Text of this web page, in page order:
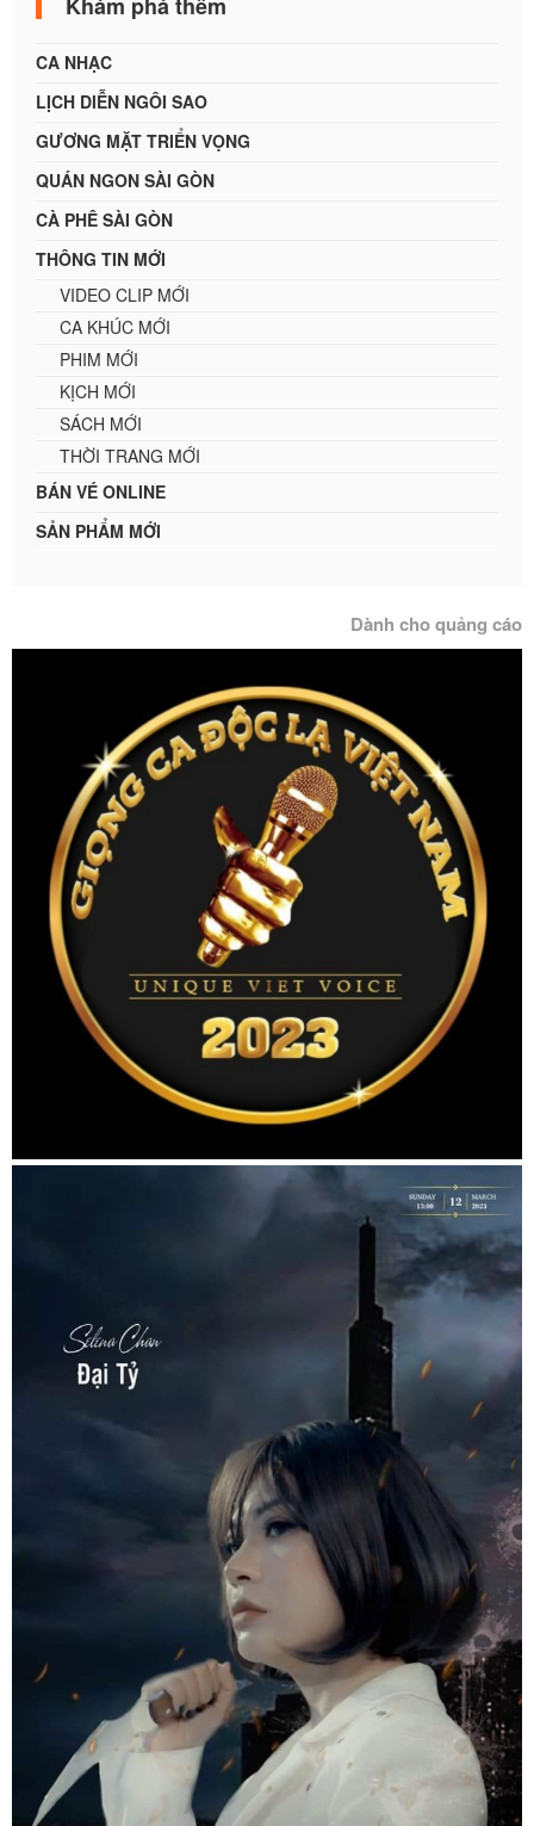
Khám phá thêm
CA NHẠC
LỊCH DIỄN NGÔI SAO
GƯƠNG MẶT TRIỂN VỌNG
QUÁN NGON SÀI GÒN
CÀ PHÊ SÀI GÒN
THÔNG TIN MỚI
VIDEO CLIP MỚI
CA KHÚC MỚI
PHIM MỚI
KỊCH MỚI
SÁCH MỚI
THỜI TRANG MỚI
BÁN VÉ ONLINE
SẢN PHẨM MỚI
Dành cho quảng cáo